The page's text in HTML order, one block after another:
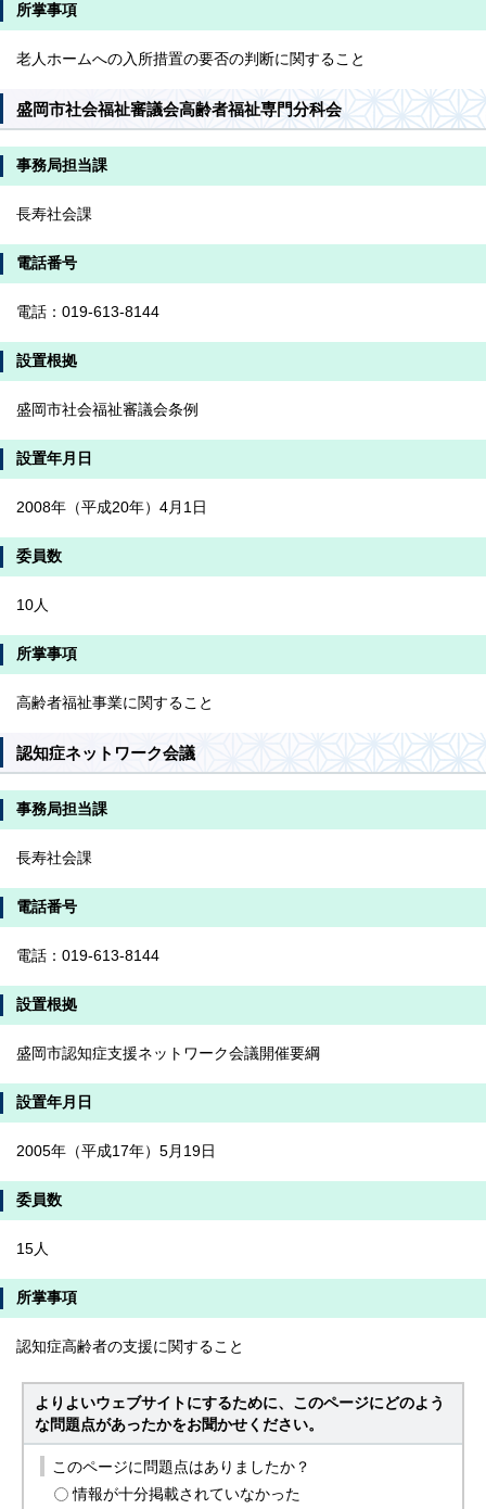
所掌事項
老人ホームへの入所措置の要否の判断に関すること
盛岡市社会福祉審議会高齢者福祉専門分科会
事務局担当課
長寿社会課
電話番号
電話：019-613-8144
設置根拠
盛岡市社会福祉審議会条例
設置年月日
2008年（平成20年）4月1日
委員数
10人
所掌事項
高齢者福祉事業に関すること
認知症ネットワーク会議
事務局担当課
長寿社会課
電話番号
電話：019-613-8144
設置根拠
盛岡市認知症支援ネットワーク会議開催要綱
設置年月日
2005年（平成17年）5月19日
委員数
15人
所掌事項
認知症高齢者の支援に関すること
よりよいウェブサイトにするために、このページにどのよう
な問題点があったかをお聞かせください。
このページに問題点はありましたか？
情報が十分掲載されていなかった